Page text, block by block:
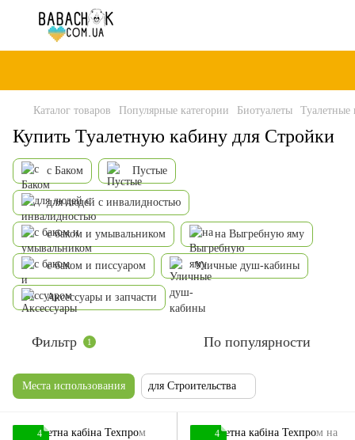
Каталог товаров Популярные категории Биотуалеты Туалетные
Купить Туалетную кабину для Стройки
с Баком Пустые
для людей с инвалидностью
с баком и умывальником на Выгребную яму
с баком и писсуаром Уличные душ-кабины
Аксессуары и запчасти
Фильтр 1 По популярности
Места использования для Строительства
4
4